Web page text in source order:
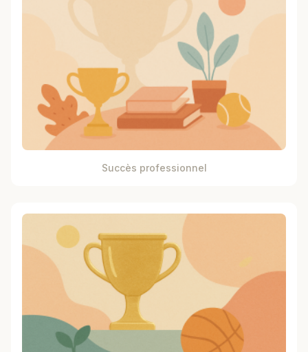
Succès professionnel